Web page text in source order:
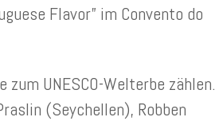
Flavor” im Convento do
UNESCO-Welterbe zählen.
(Seychellen), Robben